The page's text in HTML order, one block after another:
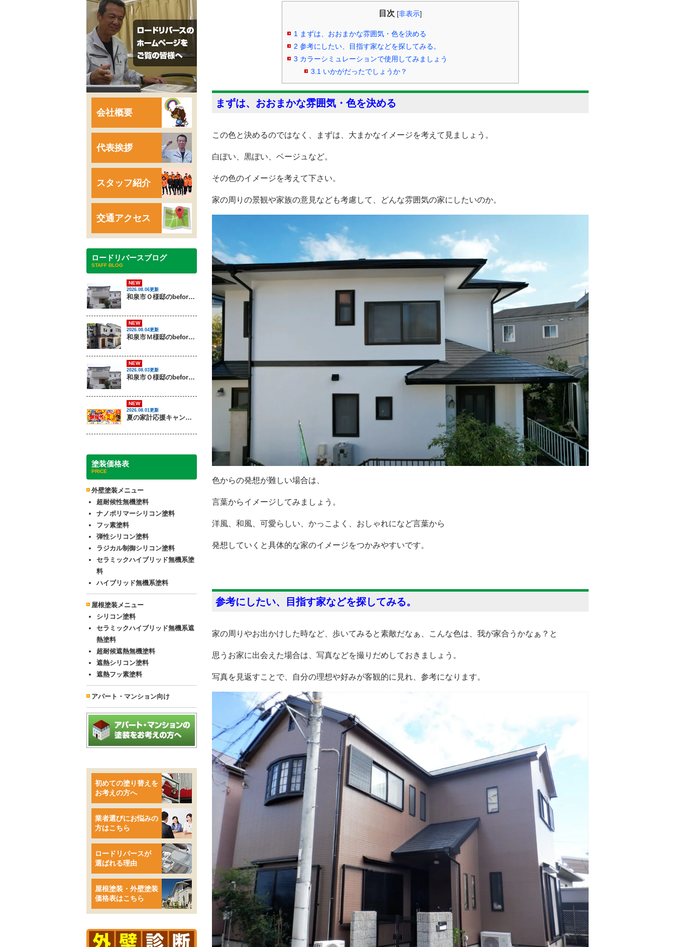
目次 [非表示]
1 まずは、おおまかな雰囲気・色を決める
2 参考にしたい、目指す家などを探してみる。
3 カラーシミュレーションで使用してみましょう
3.1 いかがだったでしょうか？
まずは、おおまかな雰囲気・色を決める
この色と決めるのではなく、まずは、大まかなイメージを考えて見ましょう。
白ぽい、黒ぽい、ベージュなど。
その色のイメージを考えて下さい。
家の周りの景観や家族の意見なども考慮して、どんな雰囲気の家にしたいのか。
色からの発想が難しい場合は、
言葉からイメージしてみましょう。
洋風、和風、可愛らしい、かっこよく、おしゃれになど言葉から
発想していくと具体的な家のイメージをつかみやすいです。
参考にしたい、目指す家などを探してみる。
家の周りやお出かけした時など、歩いてみると素敵だなぁ、こんな色は、我が家合うかなぁ？と
思うお家に出会えた場合は、写真などを撮りだめしておきましょう。
写真を見返すことで、自分の理想や好みが客観的に見れ、参考になります。
会社概要
代表挨拶
スタッフ紹介
交通アクセス
ロードリバースブログ
STAFF BLOG
NEW
2026.08.06更新
和泉市Ｏ様邸のbeforeとafter（外壁塗装）
NEW
2026.08.04更新
和泉市Ｍ様邸のbeforeとafter（外壁塗装・屋根塗装）
NEW
2026.08.03更新
和泉市Ｏ様邸のbeforeとafter（外壁塗装）
NEW
2026.08.01更新
夏の家計応援キャンペーン開催！足場代半額でお得に外壁・屋根塗装を始めるチャンス【8月30日まで】
塗装価格表
PRICE
外壁塗装メニュー
超耐候性無機塗料
ナノポリマーシリコン塗料
フッ素塗料
弾性シリコン塗料
ラジカル制御シリコン塗料
セラミックハイブリッド無機系塗
料
ハイブリッド無機系塗料
屋根塗装メニュー
シリコン塗料
セラミックハイブリッド無機系遮
熱塗料
超耐候遮熱無機塗料
遮熱シリコン塗料
遮熱フッ素塗料
アパート・マンション向け
初めての塗り替えを
お考えの方へ
業者選びにお悩みの
方はこちら
ロードリバースが
選ばれる理由
屋根塗装・外壁塗装
価格表はこちら